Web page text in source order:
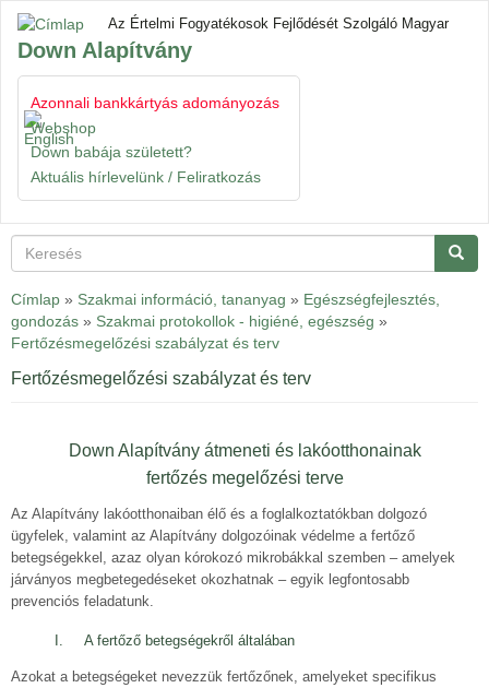
Ugrás
tartalomra
Az Értelmi Fogyatékosok Fejlődését Szolgáló Magyar
Down Alapítvány
Gyorslinkek
Azonnali bankkártyás adományozás
Webshop
Down babája született?
Aktuális hírlevelünk / Feliratkozás
Keresés
Címlap » Szakmai információ, tananyag » Egészségfejlesztés,
gondozás » Szakmai protokollok - higiéné, egészség »
Fertőzésmegelőzési szabályzat és terv
Fertőzésmegelőzési szabályzat és terv
Down Alapítvány átmeneti és lakóotthonainak
fertőzés megelőzési terve
Az Alapítvány lakóotthonaiban élő és a foglalkoztatókban dolgozó
ügyfelek, valamint az Alapítvány dolgozóinak védelme a fertőző
betegségekkel, azaz olyan kórokozó mikrobákkal szemben – amelyek
járványos megbetegedéseket okozhatnak – egyik legfontosabb
prevenciós feladatunk.
I. A fertőző betegségekről általában
Azokat a betegségeket nevezzük fertőzőnek, amelyeket specifikus